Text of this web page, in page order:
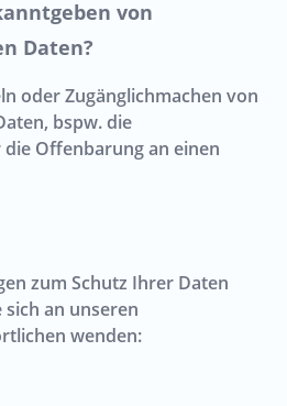
von
Daten?
oder Zugänglichmachen von
bspw. die
Offenbarung an einen
zum Schutz Ihrer Daten
an unseren
wenden: